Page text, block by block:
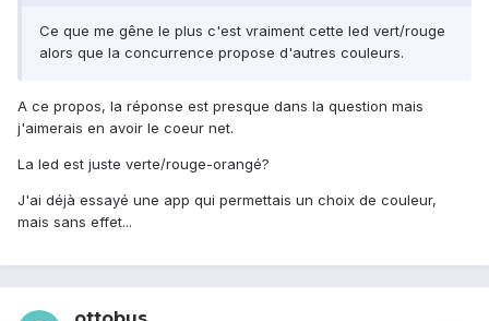
Ce que me gêne le plus c'est vraiment cette led vert/rouge
alors que la concurrence propose d'autres couleurs.
A ce propos, la réponse est presque dans la question mais
j'aimerais en avoir le coeur net.
La led est juste verte/rouge-orangé?
J'ai déjà essayé une app qui permettais un choix de couleur,
mais sans effet...